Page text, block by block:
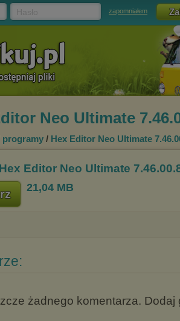
zapomniałem
Neo Ultimate
programy / Hex Editor Neo Ultimate
Hex Editor Neo Ultimate
21,04 MB
żadnego komentarza. Dodaj